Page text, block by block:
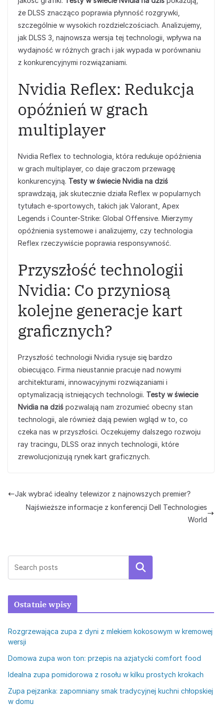
że DLSS znacząco poprawia płynność rozgrywki,
szczególnie w wysokich rozdzielczościach. Analizujemy,
jak DLSS 3, najnowsza wersja tej technologii, wpływa na
wydajność w różnych grach i jak wypada w porównaniu
z konkurencyjnymi rozwiązaniami.
Nvidia Reflex: Redukcja
opóźnień w grach
multiplayer
Nvidia Reflex to technologia, która redukuje opóźnienia
w grach multiplayer, co daje graczom przewagę
konkurencyjną. Testy w świecie Nvidia na dziś
sprawdzają, jak skutecznie działa Reflex w popularnych
tytułach e-sportowych, takich jak Valorant, Apex
Legends i Counter-Strike: Global Offensive. Mierzymy
opóźnienia systemowe i analizujemy, czy technologia
Reflex rzeczywiście poprawia responsywność.
Przyszłość technologii
Nvidia: Co przyniosą
kolejne generacje kart
graficznych?
Przyszłość technologii Nvidia rysuje się bardzo
obiecująco. Firma nieustannie pracuje nad nowymi
architekturami, innowacyjnymi rozwiązaniami i
optymalizacją istniejących technologii. Testy w świecie
Nvidia na dziś pozwalają nam zrozumieć obecny stan
technologii, ale również dają pewien wgląd w to, co
czeka nas w przyszłości. Oczekujemy dalszego rozwoju
ray tracingu, DLSS oraz innych technologii, które
zrewolucjonizują rynek kart graficznych.
Jak wybrać idealny telewizor z najnowszych premier?
Najświeższe informacje z konferencji Dell Technologies
World
Szukaj
Ostatnie wpisy
Rozgrzewająca zupa z dyni z mlekiem kokosowym w kremowej
wersji
Domowa zupa won ton: przepis na azjatycki comfort food
Idealna zupa pomidorowa z rosołu w kilku prostych krokach
Zupa pejzanka: zapomniany smak tradycyjnej kuchni chłopskiej
w domu